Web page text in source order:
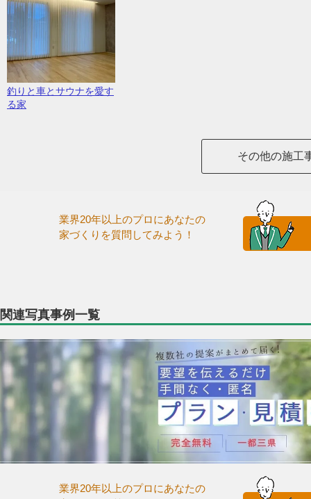
釣りと車とサウナを愛す
る家
その他の施工
業界20年以上のプロにあなたの
家づくりを質問してみよう！
関連写真事例一覧
業界20年以上のプロにあなたの